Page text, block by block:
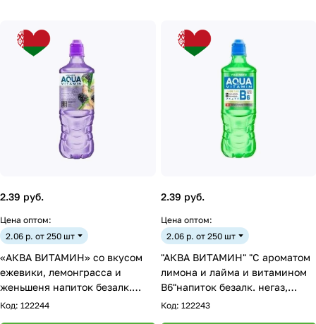
2.39 руб.
Цена оптом:
2.06 р. от 250 шт
«АКВА ВИТАМИН» со вкусом
ежевики, лемонграсса и
женьшеня напиток безалк.
негаз паст, 0.75л.
Код: 122244
2.39 руб.
Цена оптом:
2.06 р. от 250 шт
"АКВА ВИТАМИН" "С ароматом
лимона и лайма и витамином
B6"напиток безалк. негаз,
0.75л.
Код: 122243